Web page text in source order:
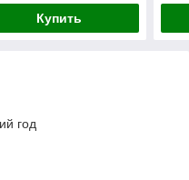
Купить
год